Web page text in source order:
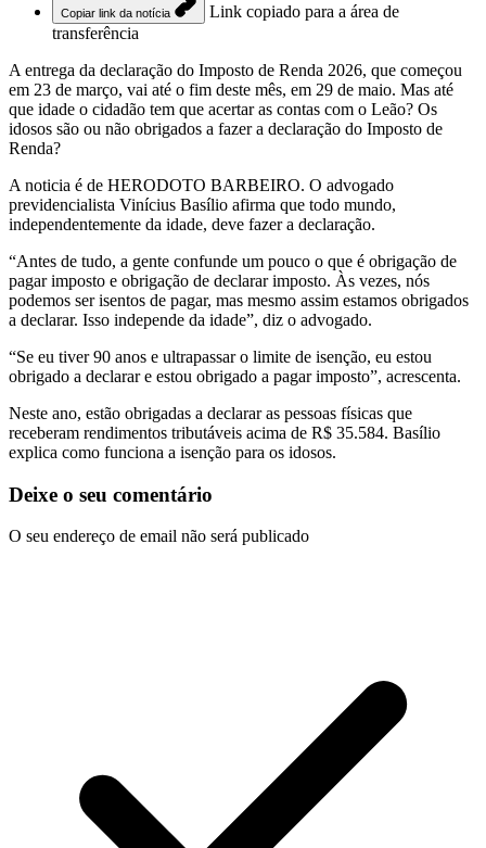
Copiar link da notícia
Link copiado para a área de
transferência
A entrega da declaração do Imposto de Renda 2026, que começou
em 23 de março, vai até o fim deste mês, em 29 de maio. Mas até
que idade o cidadão tem que acertar as contas com o Leão? Os
idosos são ou não obrigados a fazer a declaração do Imposto de
Renda?
A noticia é de HERODOTO BARBEIRO. O advogado
previdencialista Vinícius Basílio afirma que todo mundo,
independentemente da idade, deve fazer a declaração.
“Antes de tudo, a gente confunde um pouco o que é obrigação de
pagar imposto e obrigação de declarar imposto. Às vezes, nós
podemos ser isentos de pagar, mas mesmo assim estamos obrigados
a declarar. Isso independe da idade”, diz o advogado.
“Se eu tiver 90 anos e ultrapassar o limite de isenção, eu estou
obrigado a declarar e estou obrigado a pagar imposto”, acrescenta.
Neste ano, estão obrigadas a declarar as pessoas físicas que
receberam rendimentos tributáveis acima de R$ 35.584. Basílio
explica como funciona a isenção para os idosos.
Deixe o seu comentário
O seu endereço de email não será publicado